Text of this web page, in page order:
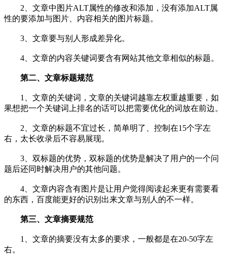
2、文章中图片ALT属性的修改和添加，没有添加ALT属
性的要添加与图片、内容相关的图片标题。
3、文章要与别人形成差异化。
4、文章的内容关键词要含有网站其他文章相似的标题。
第二、文章标题规范
1、文章的关键词，文章的关键词越靠左权重越重要，如
果想把一个关键词上排名的话可以把需要优化的词放在前边。
2、文章的标题不宜过长，简单明了、控制在15个字左
右，太长收录后不容易展现。
3、双标题的优势，双标题的优势是解决了用户的一个问
题后还同时解决用户的其他问题。
4、文章内容含有图片是让用户觉得阅读起来更有需要看
的东西，百度能更好的识别出来文章与别人的不一样。
第三、文章摘要规范
1、文章的摘要没有太多的要求，一般都是在20-50字左
右。